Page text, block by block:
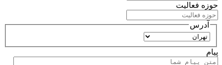
حوزه فعالیت
آدرس
استان
پیام